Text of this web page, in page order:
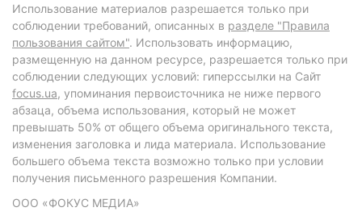
Использование материалов разрешается только при
соблюдении требований, описанных в разделе "Правила
пользования сайтом". Использовать информацию,
размещенную на данном ресурсе, разрешается только при
соблюдении следующих условий: гиперссылки на Сайт
focus.ua, упоминания первоисточника не ниже первого
абзаца, объема использования, который не может
превышать 50% от общего объема оригинального текста,
изменения заголовка и лида материала. Использование
большего объема текста возможно только при условии
получения письменного разрешения Компании.
ООО «ФОКУС МЕДИА»